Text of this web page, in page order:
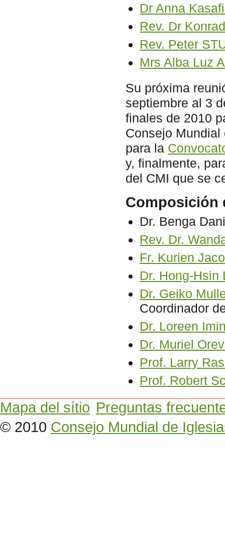
Dr Anna
Rev. Dr
Rev. Peter
Mrs Alba Luz
Su próxima
septiembre al 3
finales de 2010
Consejo Mundial
para la
y, finalmente,
del CMI que se
Composición
Dr. Benga
Rev. Dr.
Fr. Kurien
Dr. Hong-Hsin
Dr. Geiko
Coordinador
Dr. Loreen
Dr. Muriel
Prof. Larry
Prof. Robert
Mapa del sítio Preguntas
© 2010 Consejo Mundial de